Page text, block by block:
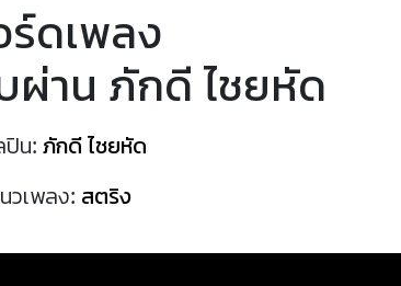
ร์ดเพลง
ผ่าน ภักดี ไชยหัด
ปิน: ภักดี ไชยหัด
วเพลง: สตริง